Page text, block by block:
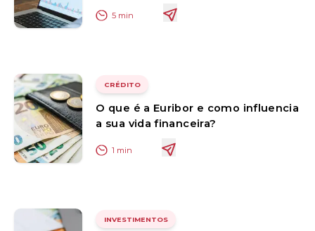
5 min
CRÉDITO
O que é a Euribor e como influencia
a sua vida financeira?
1 min
INVESTIMENTOS